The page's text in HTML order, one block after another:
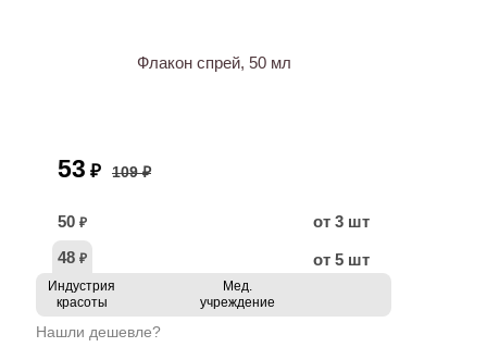
Флакон спрей, 50 мл
53 ₽ 109 ₽
50 ₽
от 3 шт
48 ₽ от 5 шт
Индустрия
красоты
Мед.
учреждение
Нашли дешевле?